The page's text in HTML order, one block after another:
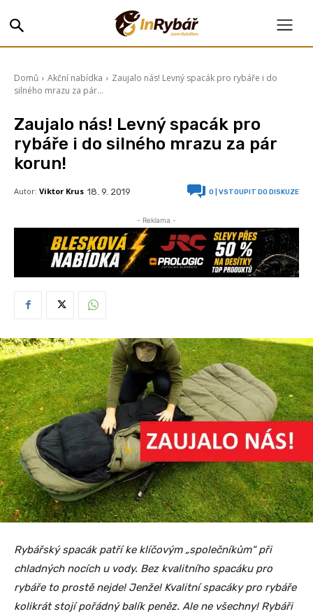
Domů Akční nabídka
Zaujalo nás! Levný spacák pro rybáře i do
silného mrazu za pár...
Zaujalo nás! Levný spacák pro
rybáře i do silného mrazu za pár
korun!
Autor: Viktor Krus 18. 9. 2019 0 | VSTOUPIT DO DISKUZE
- Reklama -
Rybářský spacák patří ke klíčovým „společníkům“ při
chladných nocích u vody. Bez kvalitního spacáku pro
rybáře to prostě nejde! Jenže! Kvalitní spacáky pro rybáře
kolikrát stojí pořádný balík peněz. Ale ne všechny! Rybáři